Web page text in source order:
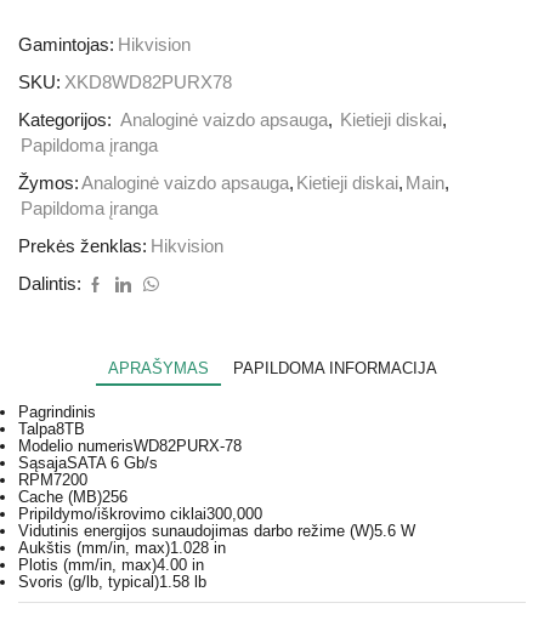
Gamintojas: Hikvision
SKU: XKD8WD82PURX78
Kategorijos: Analoginė vaizdo apsauga, Kietieji diskai,
Papildoma įranga
Žymos:Analoginė vaizdo apsauga, Kietieji diskai, Main,
Papildoma įranga
Prekės ženklas: Hikvision
Dalintis:
APRAŠYMAS PAPILDOMA INFORMACIJA
Pagrindinis
Talpa8TB
Modelio numerisWD82PURX-78
SąsajaSATA 6 Gb/s
RPM7200
Cache (MB)256
Pripildymo/iškrovimo ciklai300,000
Vidutinis energijos sunaudojimas darbo režime (W)5.6 W
Aukštis (mm/in, max)1.028 in
Plotis (mm/in, max)4.00 in
Svoris (g/lb, typical)1.58 lb